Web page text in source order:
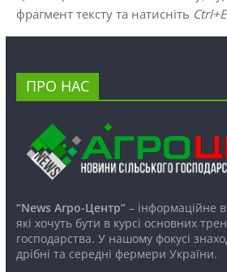
фрагмент тексту та натисніть
ПРО НАС
“News Агро-Центр”– інформаційне
які хочуть бути в курсі основних
господарства. У нашому фокусі
дрібні та середні фермери України.